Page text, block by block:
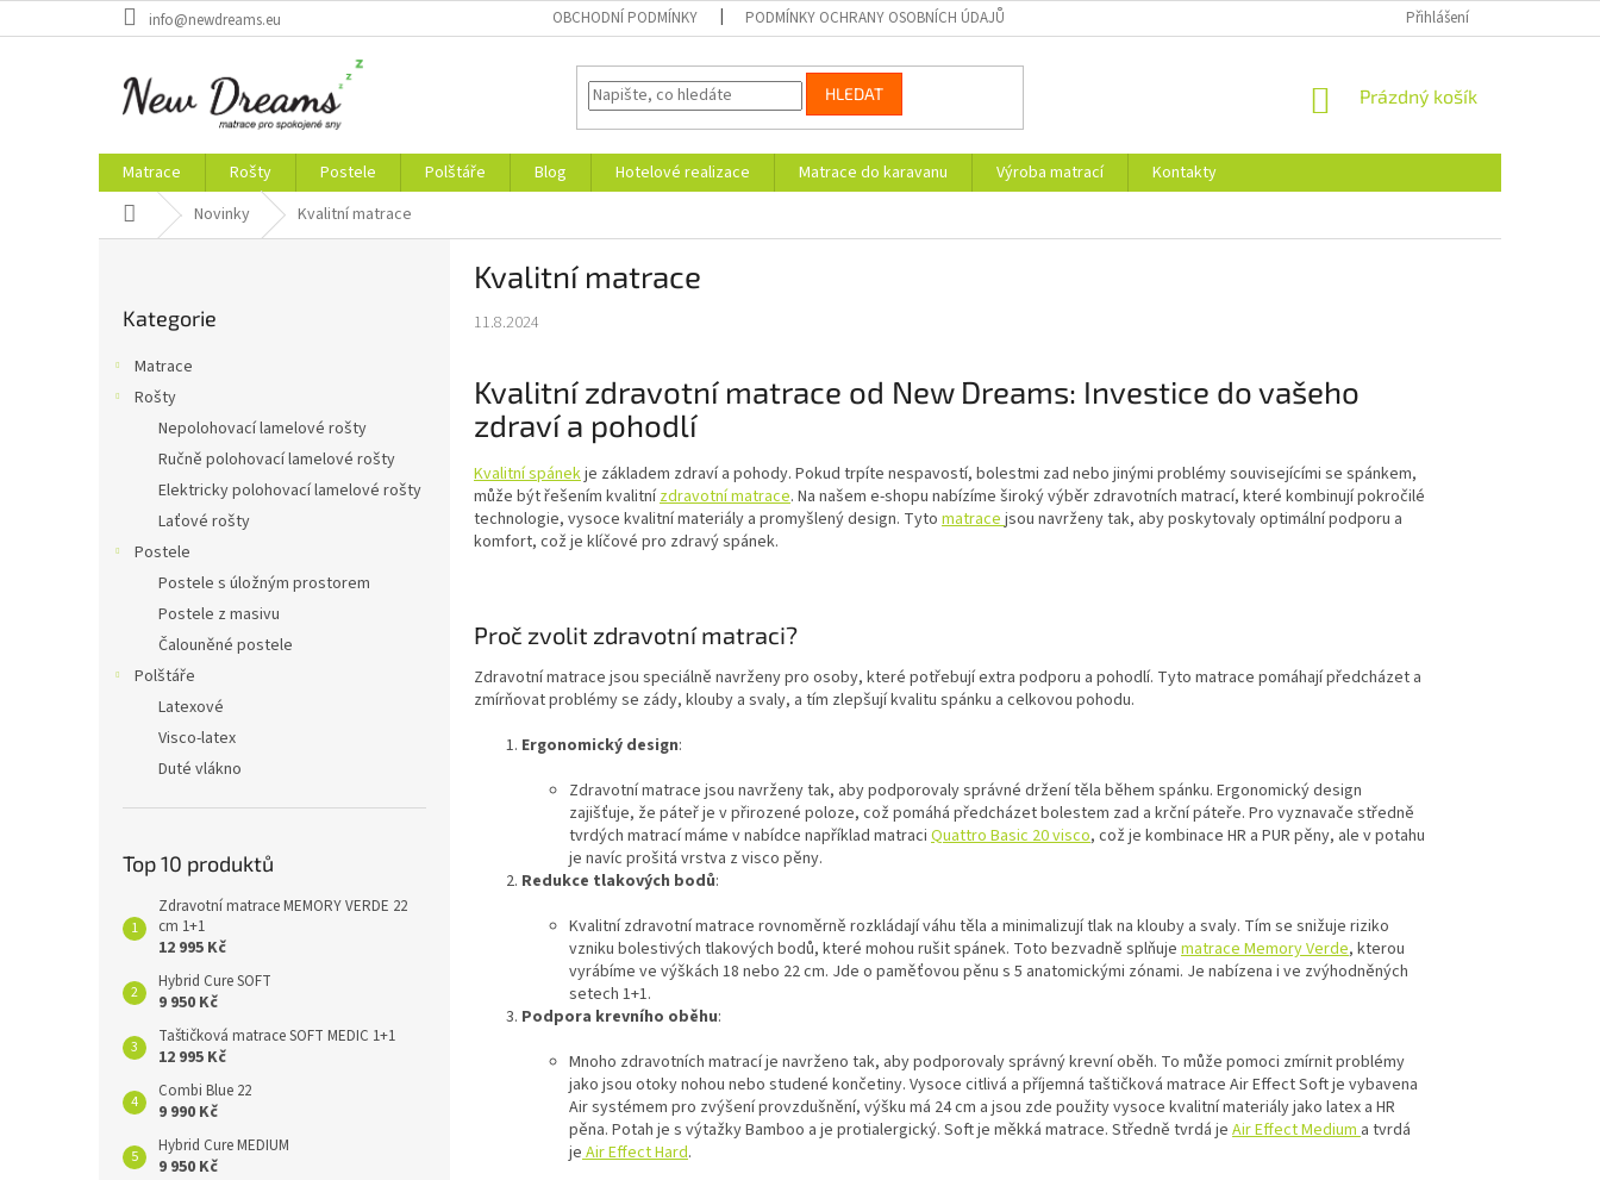
na
info@newdreams.eu OBCHODNÍ PODMÍNKY PODMÍNKY OCHRANY OSOBNÍCH ÚDAJŮ Přihlášení
HLEDAT
NÁKUPNÍ
Prázdný košík
Matrace Rošty Postele Polštáře Blog Hotelové realizace Matrace do karavanu Výroba matrací
Kontakty
Domů Novinky Kvalitní matrace
kategorie
Kategorie
Matrace
Rošty
Nepolohovací lamelové rošty
Ručně polohovací lamelové rošty
Elektricky polohovací lamelové rošty
Laťové rošty
Postele
Postele s úložným prostorem
Postele z masivu
Čalouněné postele
Polštáře
Latexové
Visco-latex
Duté vlákno
Top 10 produktů
Zdravotní matrace MEMORY VERDE 22
cm 1+1
12 995 Kč
Hybrid Cure SOFT
9 950 Kč
Taštičková matrace SOFT MEDIC 1+1
12 995 Kč
Combi Blue 22
9 990 Kč
Hybrid Cure MEDIUM
9 950 Kč
Kvalitní matrace
11.8.2024
Kvalitní zdravotní matrace od New Dreams: Investice do vašeho
zdraví a pohodlí
Kvalitní spánekje základem zdraví a pohody. Pokud trpíte nespavostí, bolestmi zad nebo jinými problémy souvisejícími se spánkem,
může být řešením kvalitnízdravotní matrace. Na našem e-shopu nabízíme široký výběr zdravotních matrací, které kombinují pokročilé
technologie, vysoce kvalitní materiály a promyšlený design. Tyto matrace jsou navrženy tak, aby poskytovaly optimální podporu a
komfort, což je klíčové pro zdravý spánek.
Proč zvolit zdravotní matraci?
Zdravotní matrace jsou speciálně navrženy pro osoby, které potřebují extra podporu a pohodlí. Tyto matrace pomáhají předcházet a
zmírňovat problémy se zády, klouby a svaly, a tím zlepšují kvalitu spánku a celkovou pohodu.
Ergonomický design:
Zdravotní matrace jsou navrženy tak, aby podporovaly správné držení těla během spánku. Ergonomický design
zajišťuje, že páteř je v přirozené poloze, což pomáhá předcházet bolestem zad a krční páteře. Pro vyznavače středně
tvrdých matrací máme v nabídce například matraci Quattro Basic 20 visco, což je kombinace HR a PUR pěny, ale v potahu
je navíc prošitá vrstva z visco pěny.
Redukce tlakových bodů:
Kvalitní zdravotní matrace rovnoměrně rozkládají váhu těla a minimalizují tlak na klouby a svaly. Tím se snižuje riziko
vzniku bolestivých tlakových bodů, které mohou rušit spánek. Toto bezvadně splňuje matrace Memory Verde, kterou
vyrábíme ve výškách 18 nebo 22 cm. Jde o paměťovou pěnu s 5 anatomickými zónami. Je nabízena i ve zvýhodněných
setech 1+1.
Podpora krevního oběhu:
Mnoho zdravotních matrací je navrženo tak, aby podporovaly správný krevní oběh. To může pomoci zmírnit problémy
jako jsou otoky nohou nebo studené končetiny. Vysoce citlivá a příjemná taštičková matrace Air Effect Soft je vybavena
Air systémem pro zvýšení provzdušnění, výšku má 24 cm a jsou zde použity vysoce kvalitní materiály jako latex a HR
pěna. Potah je s výtažky Bamboo a je protialergický. Soft je měkká matrace. Středně tvrdá je Air Effect Mediuma tvrdá
jeAir Effect Hard.